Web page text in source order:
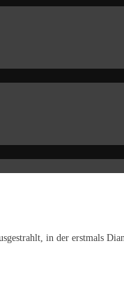
in der erstmals